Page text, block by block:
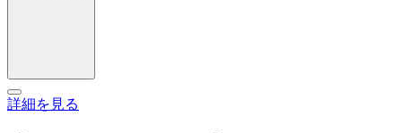
詳細を見る